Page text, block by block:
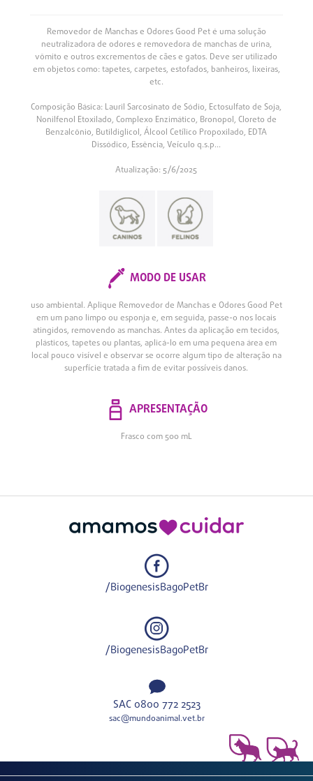
Removedor de Manchas e Odores Good Pet é uma solução
neutralizadora de odores e removedora de manchas de urina,
vômito e outros excrementos de cães e gatos. Deve ser utilizado
em objetos como: tapetes, carpetes, estofados, banheiros, lixeiras,
etc.
Composição Básica: Lauril Sarcosinato de Sódio, Ectosulfato de Soja,
Nonilfenol Etoxilado, Complexo Enzimático, Bronopol, Cloreto de
Benzalcônio, Butildiglicol, Álcool Cetílico Propoxilado, EDTA
Dissódico, Essência, Veículo q.s.p...
Atualização: 5/6/2025
MODO DE USAR
uso ambiental. Aplique Removedor de Manchas e Odores Good Pet
em um pano limpo ou esponja e, em seguida, passe-o nos locais
atingidos, removendo as manchas. Antes da aplicação em tecidos,
plásticos, tapetes ou plantas, aplicá-lo em uma pequena área em
local pouco visível e observar se ocorre algum tipo de alteração na
superfície tratada a fim de evitar possíveis danos.
APRESENTAÇÃO
Frasco com 500 mL
/BiogenesisBagoPetBr
/BiogenesisBagoPetBr
SAC 0800 772 2523
sac@mundoanimal.vet.br